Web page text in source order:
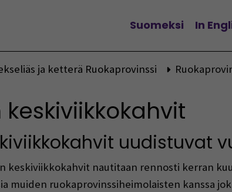
Vaihda kieltä
Suomeksi In
ja ketterä Ruokaprovinssi
uudistuvat
keskiviikkokahvit nautitaan rennosti kerran
muiden ruokaprovinssiheimolaisten kanssa